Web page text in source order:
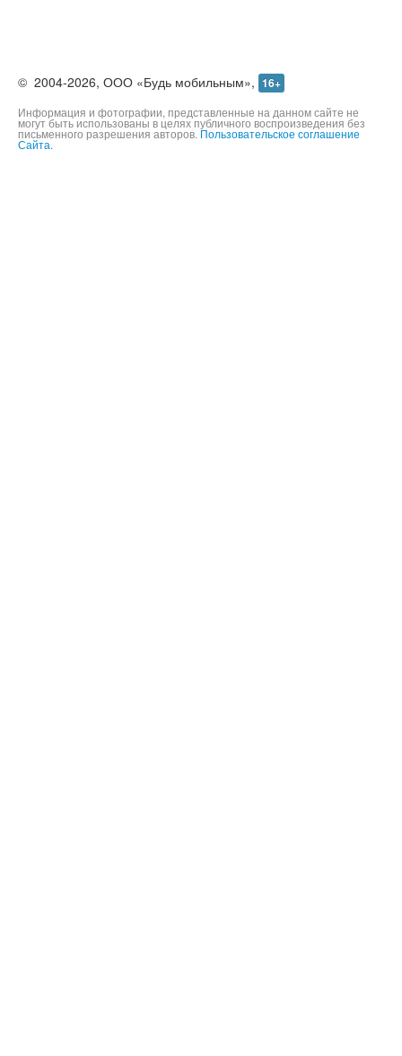
© 2004-2026, ООО «Будь мобильным», 16+
Информация и фотографии, представленные на данном сайте не
могут быть использованы в целях публичного воспроизведения без
письменного разрешения авторов. Пользовательское соглашение
Сайта.